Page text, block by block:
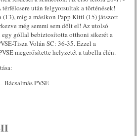
térfélcsere után felgyorsultak a történések!
(13), míg a másikon Papp Kitti (15) játszott
még semmi sem dőlt el! Az utolsó
góllal bebiztosította otthoni sikerét a
Tisza Volán SC: 36-35. Ezzel a
megerősítette helyzetét a tabella élén.
Bácsalmás PVSE